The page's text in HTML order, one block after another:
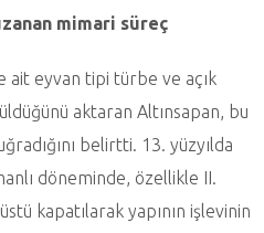
mimari süreç
ait eyvan tipi türbe ve açık
aktaran Altınsapan, bu
belirtti. 13. yüzyılda
döneminde, özellikle II.
kapatılarak yapının işlevinin